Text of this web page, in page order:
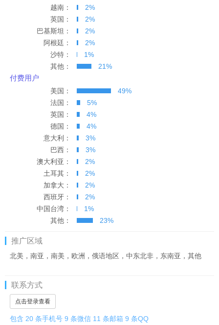
越南：
2%
英国：
2%
巴基斯坦：
2%
阿根廷：
2%
沙特：
1%
其他：
21%
付费用户
美国：
49%
法国：
5%
英国：
4%
德国：
4%
意大利：
3%
巴西：
3%
澳大利亚：
2%
土耳其：
2%
加拿大：
2%
西班牙：
2%
中国台湾：
1%
其他：
23%
推广区域
北美，南亚，南美，欧洲，俄语地区，中东北非，东南亚，其他
联系方式
点击登录查看
包含 20 条手机号 9 条微信 11 条邮箱 9 条QQ